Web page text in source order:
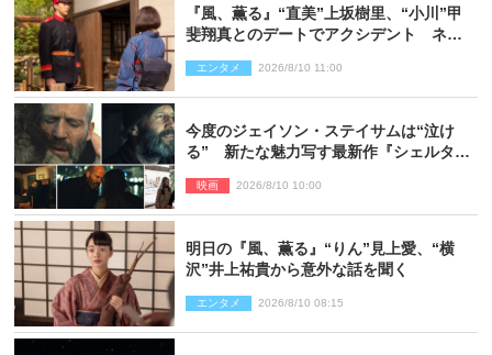
『風、薫る』“直美”上坂樹里、“小川”甲
斐翔真とのデートでアクシデント ネッ
エンタメ 2026/8/10 11:00
今度のジェイソン・ステイサムは“泣け
る” 新たな魅力写す最新作『シェルタ
映画 2026/8/10 10:00
明日の『風、薫る』“りん”見上愛、“横
沢”井上祐貴から意外な話を聞く
エンタメ 2026/8/10 08:15